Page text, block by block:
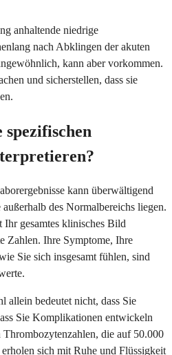
anhaltende niedrige
nach Abklingen der akuten
kann aber vorkommen.
und sicherstellen, dass sie
kann überwältigend
des Normalbereichs liegen.
Ihr gesamtes klinisches Bild
Zahlen. Ihre Symptome, Ihre
Sie sich insgesamt fühlen, sind
allein bedeutet nicht, dass Sie
Sie Komplikationen entwickeln
die auf 50.000
sich mit Ruhe und Flüssigkeit